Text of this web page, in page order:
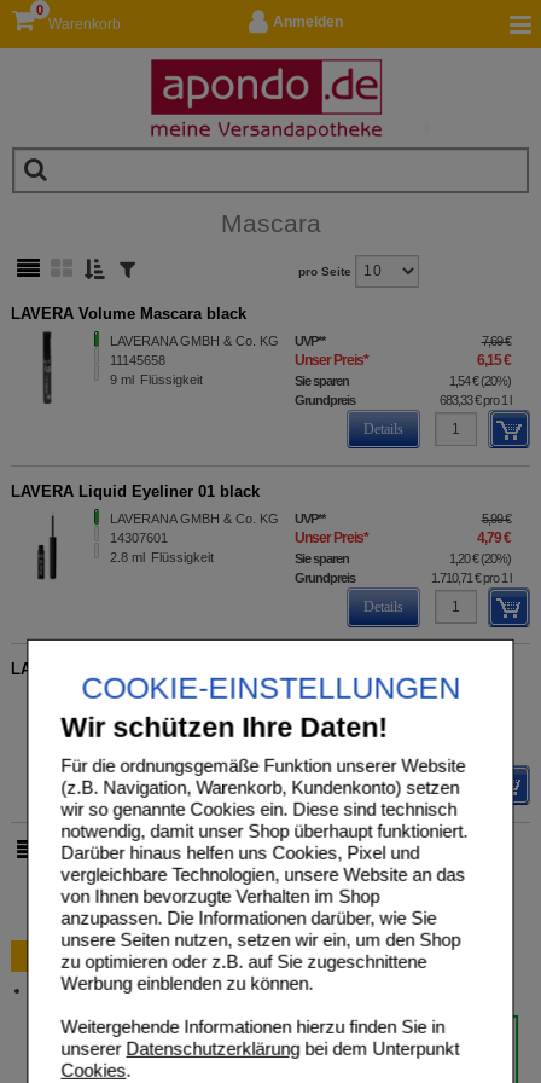
COOKIE-EINSTELLUNGEN
Wir schützen Ihre Daten!
Für die ordnungsgemäße Funktion unserer Website
(z.B. Navigation, Warenkorb, Kundenkonto) setzen
wir so genannte Cookies ein. Diese sind technisch
notwendig, damit unser Shop überhaupt funktioniert.
Darüber hinaus helfen uns Cookies, Pixel und
vergleichbare Technologien, unsere Website an das
von Ihnen bevorzugte Verhalten im Shop
anzupassen. Die Informationen darüber, wie Sie
unsere Seiten nutzen, setzen wir ein, um den Shop
zu optimieren oder z.B. auf Sie zugeschnittene
Werbung einblenden zu können.
Weitergehende Informationen hierzu finden Sie in
unserer Datenschutzerklärungbei dem Unterpunkt
Cookies.
Anmelden
Warenkorb
0
Mascara
pro Seite
LAVERA Volume Mascara black
LAVERANA GMBH & Co. KG
11145658
9 ml Flüssigkeit
UVP** 7,69 €
Unser Preis* 6,15 €
Sie sparen 1,54 € (20%)
Grundpreis
683,33 €pro 1 l
Details
LAVERA Liquid Eyeliner 01 black
LAVERANA GMBH & Co. KG
14307601
2.8 ml Flüssigkeit
UVP** 5,99 €
Unser Preis* 4,79 €
Sie sparen 1,20 € (20%)
Grundpreis
1.710,71 €pro 1 l
Details
LAVERA Butterfly Effect Mascara beautiful black
LAVERANA GMBH & Co. KG
10198233
11ml Flüssigkeit
UVP**
Unser Preis
Sie sparen
Grundpreis
719,09 €
Details
pro Seite
Bestellung
Versandkosten